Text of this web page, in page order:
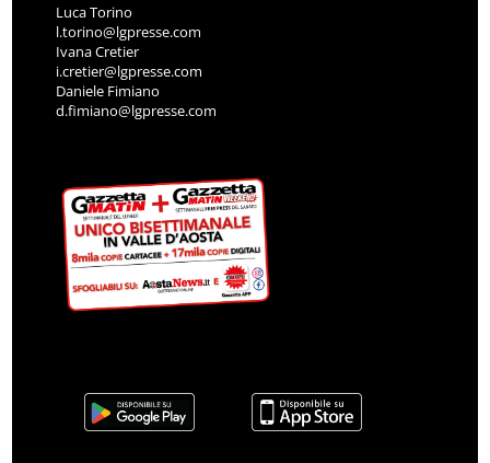
Luca Torino
l.torino@lgpresse.com
Ivana Cretier
i.cretier@lgpresse.com
Daniele Fimiano
d.fimiano@lgpresse.com